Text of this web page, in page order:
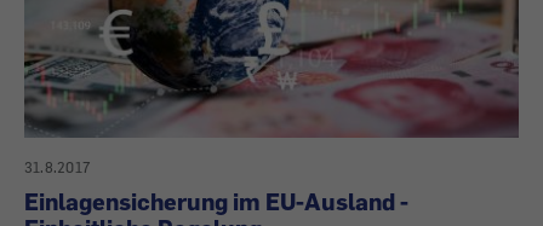
31.8.2017
Einlagensicherung im EU-Ausland -